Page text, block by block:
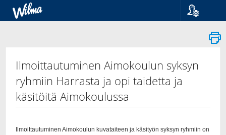
Suomi
Svenska
Ilmoittautuminen Aimokoulun syksyn
ryhmiin Harrasta ja opi taidetta ja
käsitöitä Aimokoulussa